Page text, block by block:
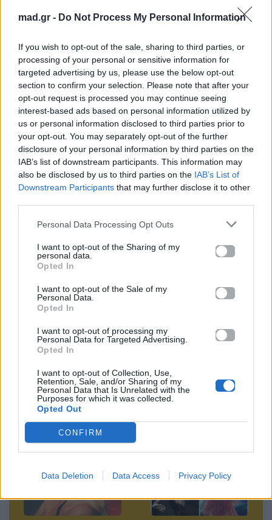
mad.gr - Do Not Process My Personal Information
If you wish to opt-out of the sale, sharing to third parties, or
processing of your personal or sensitive information for
targeted advertising by us, please use the below opt-out
section to confirm your selection. Please note that after your
opt-out request is processed you may continue seeing
interest-based ads based on personal information utilized by
us or personal information disclosed to third parties prior to
your opt-out. You may separately opt-out of the further
disclosure of your personal information by third parties on the
IAB’s list of downstream participants. This information may
also be disclosed by us to third parties on the IAB’s List of
Downstream Participants that may further disclose it to other
Personal Data Processing Opt Outs
I want to opt-out of the Sharing of my
personal data.
Opted In
I want to opt-out of the Sale of my
Personal Data.
Opted In
I want to opt-out of processing my
Personal Data for Targeted Advertising.
Opted In
I want to opt-out of Collection, Use,
Retention, Sale, and/or Sharing of my
Personal Data that Is Unrelated with the
Purposes for which it was collected.
Opted Out
CONFIRM
Data Deletion Data Access Privacy Policy
σαρώνουν ξανά τα social media
μπορεί να γίνει το νέο αγαπημένο σου
summer ritual
Για σχόλια, μηνύματα ή φωτογραφικό υλικό
σχετικά με τοMad.gr, επισκεφτείτε μας στο
Facebook
, επικοινωνήστε μέσω Twitter
ή
ακολουθήστε μας στοInstagram.
Antigoni Buxton μουσική ΤΡΑΓΟΥΔΙ
Ακολουθήστε το
Mad.gr στο Google
News
Μοιράσου αυτό το άρθρο
Προηγούμενο Επόμενο